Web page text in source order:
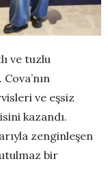
ve tuzlu
ve eşsiz
kazandı.
zenginleşen
bir